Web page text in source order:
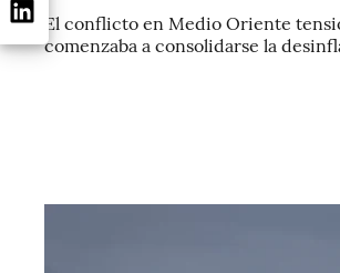
El conflicto en Medio Oriente
comenzaba a consolidarse la